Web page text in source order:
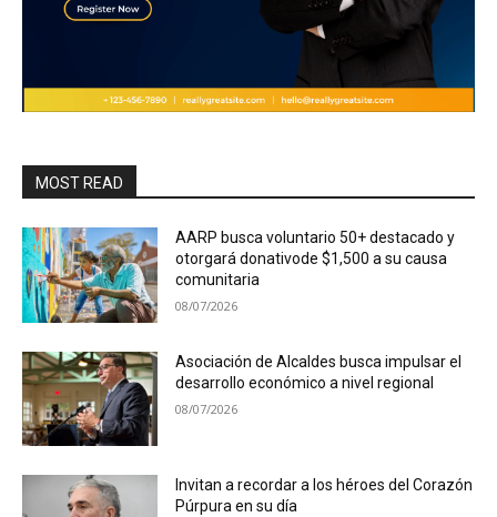
MOST READ
AARP busca voluntario 50+ destacado y
otorgará donativode $1,500 a su causa
comunitaria
08/07/2026
Asociación de Alcaldes busca impulsar el
desarrollo económico a nivel regional
08/07/2026
Invitan a recordar a los héroes del Corazón
Púrpura en su día